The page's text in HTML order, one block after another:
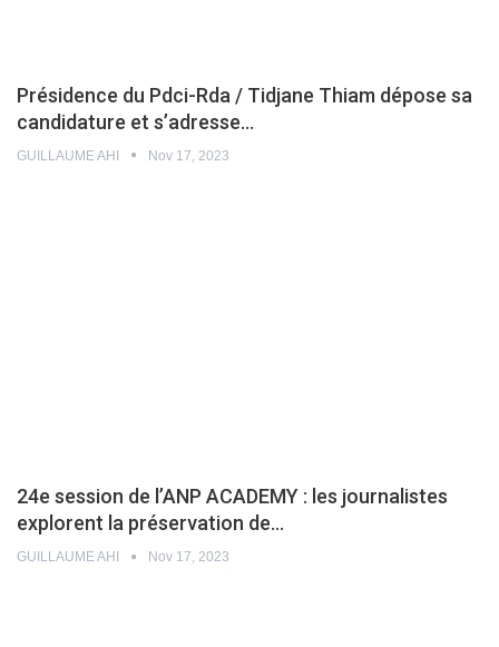
Présidence du Pdci-Rda / Tidjane Thiam dépose sa
candidature et s’adresse…
GUILLAUME AHI Nov 17, 2023
24e session de l’ANP ACADEMY : les journalistes
explorent la préservation de…
GUILLAUME AHI Nov 17, 2023